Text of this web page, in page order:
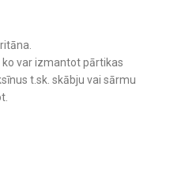
var izmantot pārtikas
t.sk. skābju vai sārmu